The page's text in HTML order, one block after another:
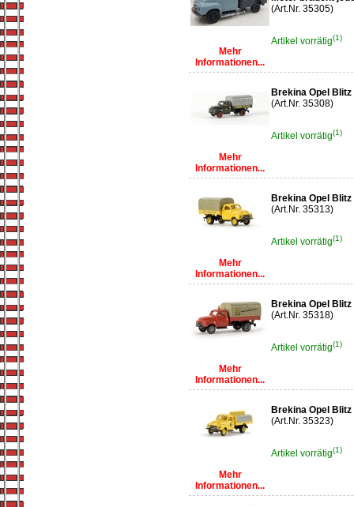
Mehr
Informationen...
(Art.Nr. 35305)
Artikel vorrätig(1)
Mehr
Informationen...
Brekina Opel
(Art.Nr. 35308)
Artikel vorrätig(1)
Mehr
Informationen...
Brekina Opel
(Art.Nr. 35313)
Artikel vorrätig(1)
Mehr
Informationen...
Brekina Opel
(Art.Nr. 35318)
Artikel vorrätig(1)
Mehr
Informationen...
Brekina Opel
(Art.Nr. 35323)
Artikel vorrätig(1)